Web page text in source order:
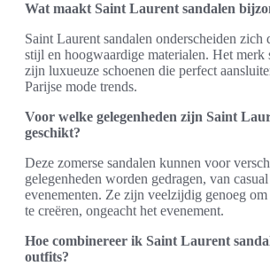
Wat maakt Saint Laurent sandalen
Saint Laurent sandalen onderscheiden zich
stijl en hoogwaardige materialen. Het merk
zijn luxueuze schoenen die perfect
Parijse mode trends.
Voor welke gelegenheden zijn Saint
geschikt?
Deze zomerse sandalen kunnen voor
gelegenheden worden gedragen, van
evenementen. Ze zijn veelzijdig genoeg
te creëren, ongeacht het evenement.
Hoe combinereer ik Saint Laurent
outfits?